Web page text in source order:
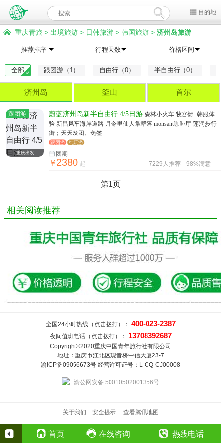
目的地
重庆青旅 > 出境旅游 > 日韩旅游 > 韩国旅游 > 济州岛旅游
推荐排序 行程天数 价格区间
全部 跟团游（1） 自由行（0） 半自由行（0）
济州岛 釜山 首尔
跟团游
重庆出发
蔚蓝济州岛新半自由行 4/5日游 森林小火车 牧宫衙+韩服体
验 新昌风车海岸道路 月令里仙人掌群落 monsant咖啡厅 莲洞步行
街；天天发团、免签
跟团游 纯玩游
团期
￥2380 起 7229人推荐 98%满意
第1页
相关阅读推荐
全国24小时热线（点击拨打）： 400-023-2387
夜间值班电话（点击拨打）： 13708392687
Copyright©2020重庆中国青年旅行社有限公司
地址：重庆市江北区观音桥中信大厦23-7
渝ICP备09056673号 经营许可证号：L-CQ-CJ00008
渝公网安备 50010502001356号
关于我们 安全提示 查看腾讯地图
首页 在线咨询 热线电话